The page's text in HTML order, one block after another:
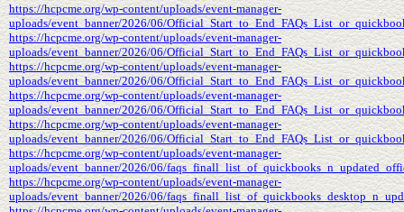
https://hcpcme.org/wp-content/uploads/event-manager-
uploads/event_banner/2026/06/
https://hcpcme.org/wp-content/uploads/event-manager-
uploads/event_banner/2026/06/
https://hcpcme.org/wp-content/uploads/event-manager-
uploads/event_banner/2026/06/
https://hcpcme.org/wp-content/uploads/event-manager-
uploads/event_banner/2026/06/
https://hcpcme.org/wp-content/uploads/event-manager-
uploads/event_banner/2026/06/
https://hcpcme.org/wp-content/uploads/event-manager-
uploads/event_banner/2026/06/
https://hcpcme.org/wp-content/uploads/event-manager-
uploads/event_banner/2026/06/